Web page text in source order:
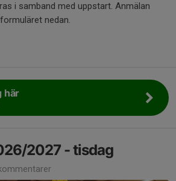
i samband med uppstart. Anmälan
nedan.
här
2027 - tisdag